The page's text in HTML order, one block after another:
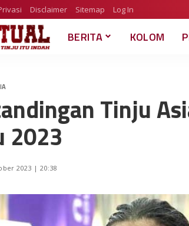
Disclaimer Sitemap Log In
BERITA KOLOM
Tinju
2023
2023 | 20:38